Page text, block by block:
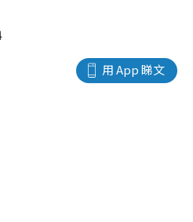
用 App 睇文